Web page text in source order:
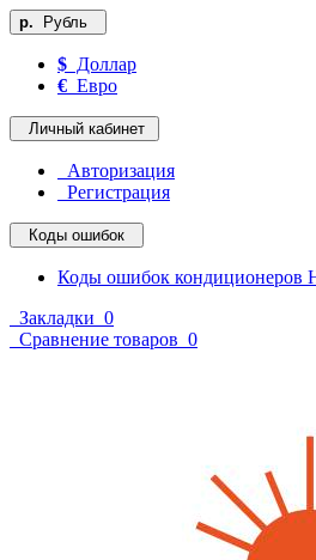
р. Рубль
$ Доллар
€ Евро
Личный кабинет
Авторизация
Регистрация
Коды ошибок
Коды ошибок кондиционеров
Закладки 0
Сравнение товаров 0